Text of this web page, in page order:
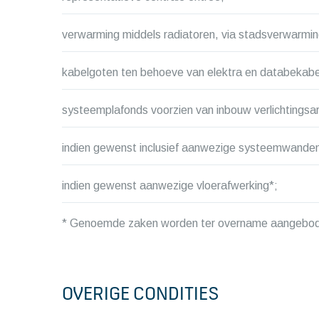
verwarming middels radiatoren, via
kabelgoten ten behoeve van elektra en
systeemplafonds voorzien van inbouw
indien gewenst inclusief aanwezige
indien gewenst aanwezige vloerafwerking*;
* Genoemde zaken worden ter overname
OVERIGE CONDITIES